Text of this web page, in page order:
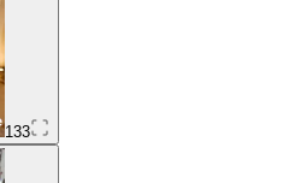
133